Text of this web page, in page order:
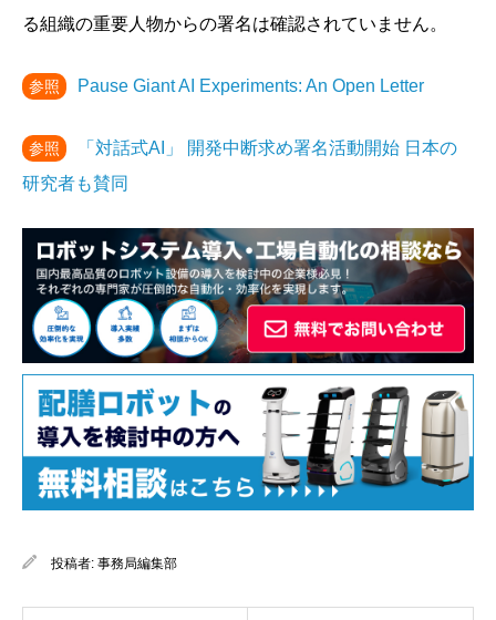
る組織の重要人物からの署名は確認されていません。
参照 Pause Giant AI Experiments: An Open Letter
参照
「対話式AI」 開発中断求め署名活動開始 日本の
研究者も賛同
投稿者: 事務局編集部